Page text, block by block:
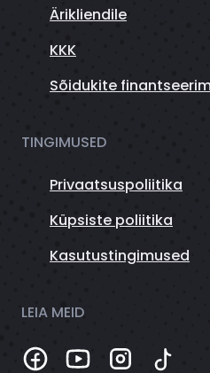
Ärikliendile
KKK
Sõidukite
TINGIMUSED
Privaatsuspoliitika
Küpsiste poliitika
Kasutustingimused
LEIA MEID